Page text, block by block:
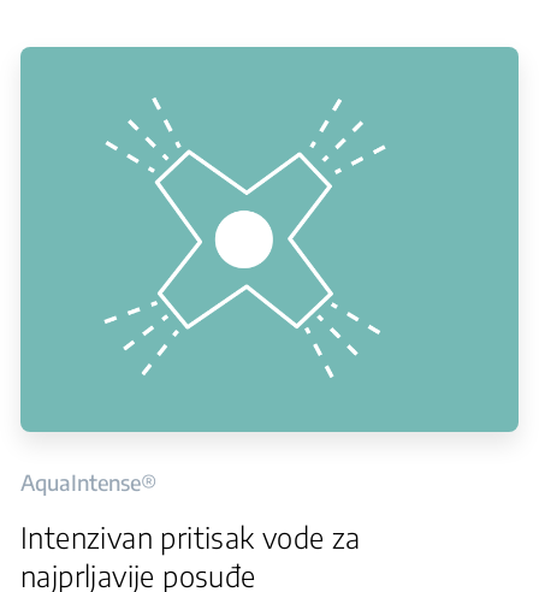
AquaIntense®
Intenzivan pritisak vode za
najprljavije posuđe